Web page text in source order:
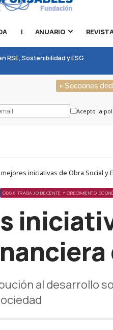
| ANUARIO
RSE, Sostenibilidad y ESG
» Secciones
Acepto la
iniciativas de Obra Social y
ODS 8 TRABAJO DECENTE Y CRECIMIENTO
al desarrollo